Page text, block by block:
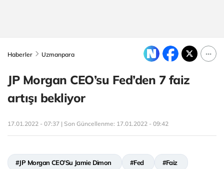
Haberler Uzmanpara
JP Morgan CEO’su Fed’den 7 faiz
artışı bekliyor
17.01.2022 - 07:37 | Son Güncellenme: 17.01.2022 - 09:42
#JP Morgan CEO’Su Jamie Dimon #Fed #Faiz